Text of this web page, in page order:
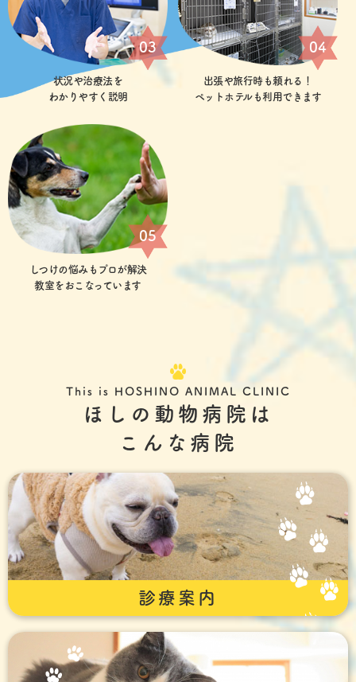
03
状況や治療法を
わかりやすく説明
04
出張や旅行時も頼れる！
ペットホテルも利用できます
05
しつけの悩みもプロが解決
教室をおこなっています
This is HOSHINO ANIMAL CLINIC
ほしの動物病院は
こんな病院
診療案内